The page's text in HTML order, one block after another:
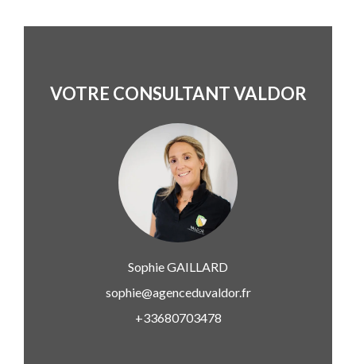
VOTRE CONSULTANT VALDOR
SophieGAILLARD
sophie@agenceduvaldor.fr
+33680703478